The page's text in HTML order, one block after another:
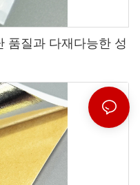
품질과 다재다능한 성